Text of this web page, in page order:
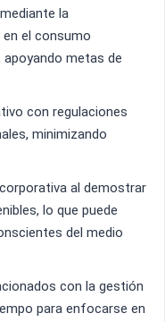
la
el consumo
metas de
con regulaciones
minimizando
al demostrar
lo que puede
del medio
con la gestión
para enfocarse en